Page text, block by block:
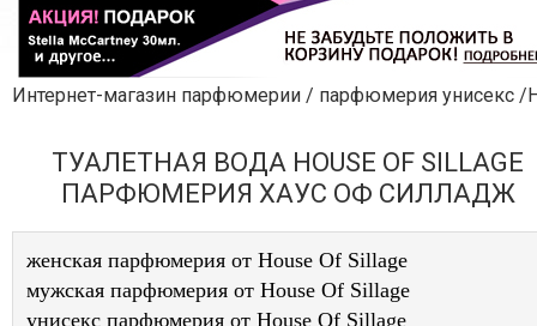
УНИСЕКС НАБОРЫ
УХОД ЗА ЛИЦОМ
УХОД ЗА ТЕЛОМ
ДЕКОРАТИВНАЯ КОСМЕТИКА
Интернет-магазин парфюмерии / парфюмерия унисекс /House
ТУАЛЕТНАЯ ВОДА HOUSE OF SILLAGE
ПАРФЮМЕРИЯ ХАУС ОФ СИЛЛАДЖ
женская парфюмерия от House Of Sillage
мужская парфюмерия от House Of Sillage
унисекс парфюмерия от House Of Sillage